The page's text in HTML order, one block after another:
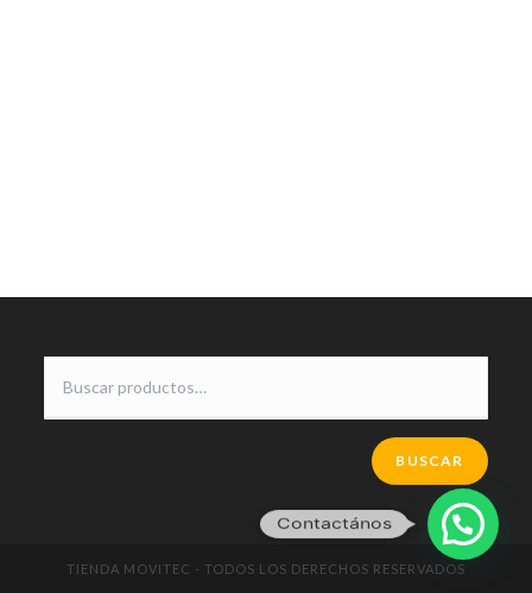
BUSCAR
TIENDA MOVITEC - TODOS LOS DERECHOS RESERVADOS
Contactános